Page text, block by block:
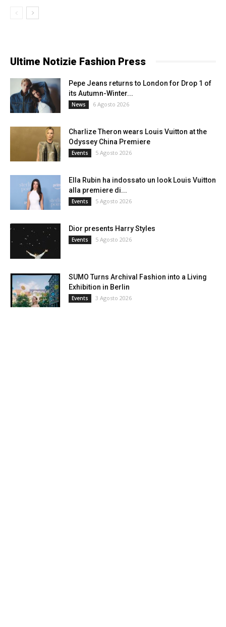
Ultime Notizie Fashion Press
Pepe Jeans returns to London for Drop 1 of
its Autumn-Winter...
News 6 Agosto 2026
Charlize Theron wears Louis Vuitton at the
Odyssey China Premiere
Events 5 Agosto 2026
Ella Rubin ha indossato un look Louis Vuitton
alla premiere di...
Events 5 Agosto 2026
Dior presents Harry Styles
Events 5 Agosto 2026
SUMO Turns Archival Fashion into a Living
Exhibition in Berlin
Events 3 Agosto 2026